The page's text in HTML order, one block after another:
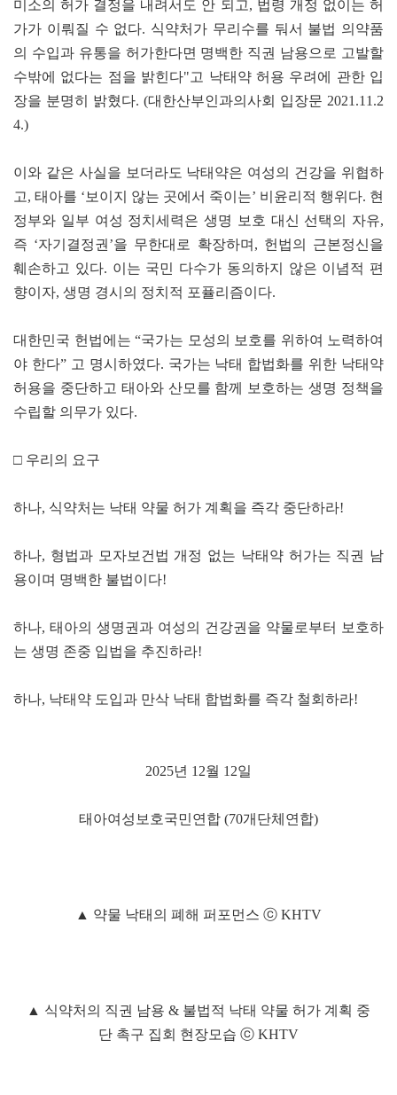
미소의 허가 결정을 내려서도 안 되고, 법령 개정 없이는 허
가가 이뤄질 수 없다. 식약처가 무리수를 둬서 불법 의약품
의 수입과 유통을 허가한다면 명백한 직권 남용으로 고발할
수밖에 없다는 점을 밝힌다"고 낙태약 허용 우려에 관한 입
장을 분명히 밝혔다. (대한산부인과의사회 입장문 2021.11.2
4.)
이와 같은 사실을 보더라도 낙태약은 여성의 건강을 위협하
고, 태아를 ‘보이지 않는 곳에서 죽이는’ 비윤리적 행위다. 현
정부와 일부 여성 정치세력은 생명 보호 대신 선택의 자유,
즉 ‘자기결정권’을 무한대로 확장하며, 헌법의 근본정신을
훼손하고 있다. 이는 국민 다수가 동의하지 않은 이념적 편
향이자, 생명 경시의 정치적 포퓰리즘이다.
대한민국 헌법에는 “국가는 모성의 보호를 위하여 노력하여
야 한다” 고 명시하였다. 국가는 낙태 합법화를 위한 낙태약
허용을 중단하고 태아와 산모를 함께 보호하는 생명 정책을
수립할 의무가 있다.
□ 우리의 요구
하나, 식약처는 낙태 약물 허가 계획을 즉각 중단하라!
하나, 형법과 모자보건법 개정 없는 낙태약 허가는 직권 남
용이며 명백한 불법이다!
하나, 태아의 생명권과 여성의 건강권을 약물로부터 보호하
는 생명 존중 입법을 추진하라!
하나, 낙태약 도입과 만삭 낙태 합법화를 즉각 철회하라!
2025년 12월 12일
태아여성보호국민연합 (70개단체연합)
▲ 약물 낙태의 폐해 퍼포먼스 ⓒ KHTV
▲ 식약처의 직권 남용 & 불법적 낙태 약물 허가 계획 중
단 촉구 집회 현장모습 ⓒ KHTV